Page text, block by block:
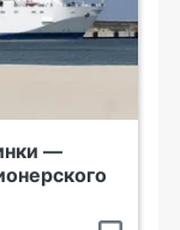
—